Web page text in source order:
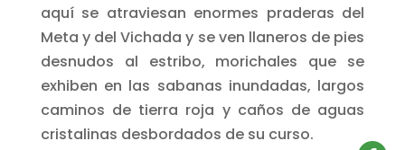
aquí se atraviesan enormes praderas del
Meta y del Vichada y se ven llaneros de pies
desnudos al estribo, morichales que se
exhiben en las sabanas inundadas, largos
caminos de tierra roja y caños de aguas
cristalinas desbordados de su curso.